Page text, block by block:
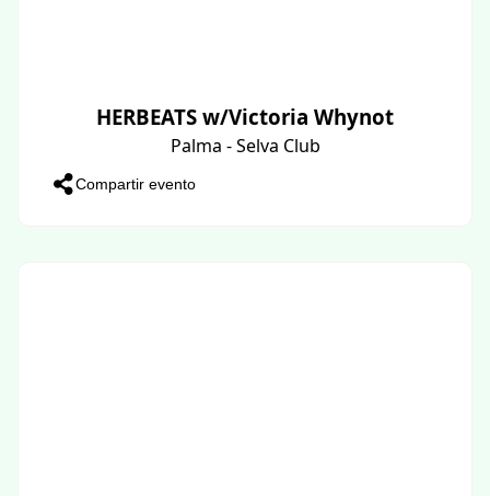
HERBEATS w/Victoria Whynot
Palma - Selva Club
Compartir evento